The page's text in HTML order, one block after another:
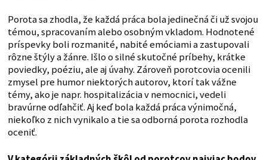
Porota sa zhodla, že každá práca bola jedinečná či už svojou
témou, spracovaním alebo osobným vkladom. Hodnotené
príspevky boli rozmanité, nabité emóciami a zastupovali
rôzne štýly a žánre. Išlo o silné skutočné príbehy, krátke
poviedky, poéziu, ale aj úvahy. Zároveň porotcovia ocenili
zmysel pre humor niektorých autorov, ktorí tak vážne
témy, ako je napr. hospitalizácia v nemocnici, vedeli
bravúrne odľahčiť. Aj keď bola každá práca výnimočná,
niekoľko z nich vynikalo a tie sa odborná porota rozhodla
oceniť.